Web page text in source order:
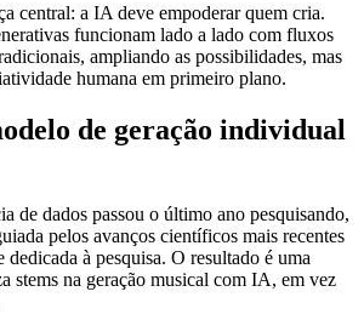
central: a IA deve empoderar quem cria.
funcionam lado a lado com fluxos
ampliando as possibilidades, mas
humana em primeiro plano.
de geração individual
de dados passou o último ano pesquisando,
pelos avanços científicos mais recentes
à pesquisa. O resultado é uma
stems na geração musical com IA, em vez